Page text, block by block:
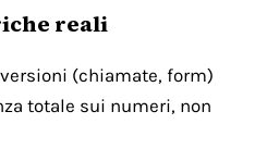
reali
(chiamate, form)
totale sui numeri, non